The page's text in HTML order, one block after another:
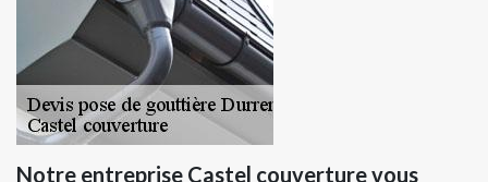
Notre entreprise Castel couverture vous